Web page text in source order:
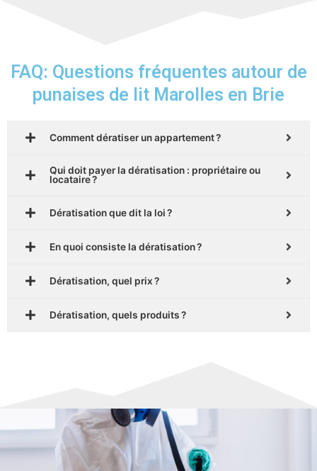
FAQ: Questions fréquentes autour de
punaises de lit Marolles en Brie
Comment dératiser un appartement ?
Qui doit payer la dératisation : propriétaire ou
locataire ?
Dératisation que dit la loi ?
En quoi consiste la dératisation ?
Dératisation, quel prix ?
Dératisation, quels produits ?